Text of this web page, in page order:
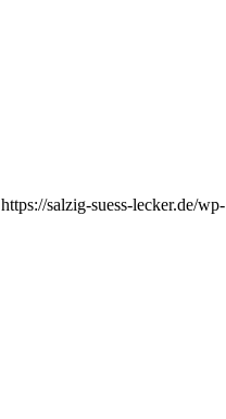
https://salzig-suess-lecker.de/wp-